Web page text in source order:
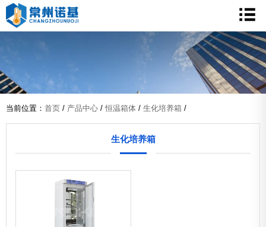
当前位置： 首页 / 产品中心 / 恒温箱体 / 生化培养箱 /
生化培养箱